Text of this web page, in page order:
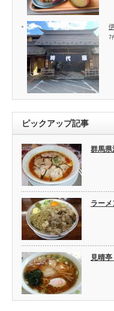
7
ピックアップ記事
群馬県
ラー
見晴亭